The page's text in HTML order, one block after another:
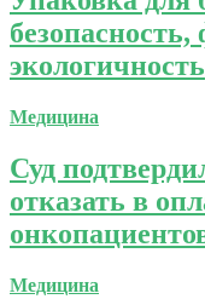
экологичность
Медицина
Суд
отказать в
Медицина